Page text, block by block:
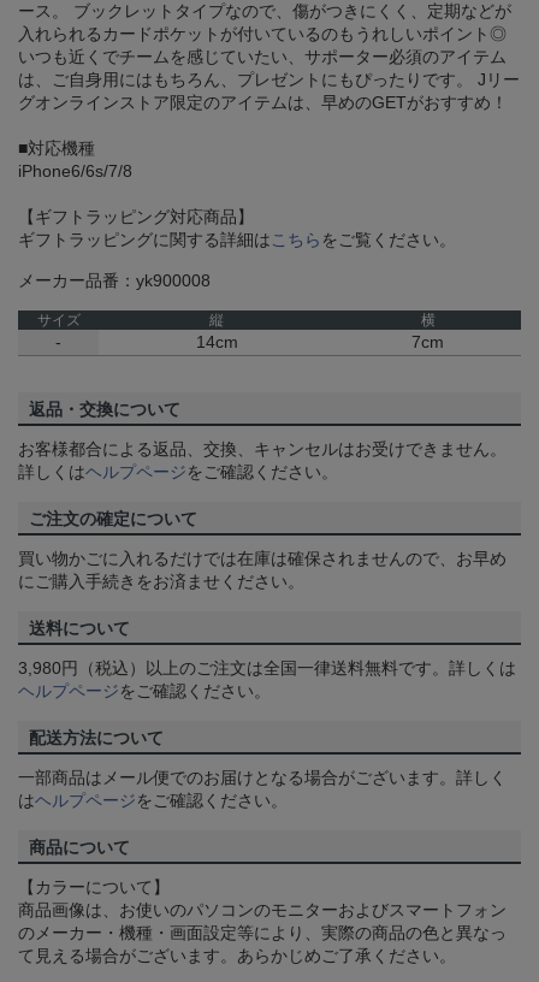
ース。 ブックレットタイプなので、傷がつきにくく、定期などが
入れられるカードポケットが付いているのもうれしいポイント◎
いつも近くでチームを感じていたい、サポーター必須のアイテム
は、ご自身用にはもちろん、プレゼントにもぴったりです。 Jリー
グオンラインストア限定のアイテムは、早めのGETがおすすめ！
■対応機種
iPhone6/6s/7/8
【ギフトラッピング対応商品】
ギフトラッピングに関する詳細はこちら をご覧ください。
メーカー品番：yk900008
サイズ 縦 横
- 14cm 7cm
返品・交換について
お客様都合による返品、交換、キャンセルはお受けできません。
詳しくはヘルプページをご確認ください。
ご注文の確定について
買い物かごに入れるだけでは在庫は確保されませんので、お早め
にご購入手続きをお済ませください。
送料について
3,980円（税込）以上のご注文は全国一律送料無料です。詳しくは
ヘルプページをご確認ください。
配送方法について
一部商品はメール便でのお届けとなる場合がございます。詳しく
はヘルプページをご確認ください。
商品について
【カラーについて】
商品画像は、お使いのパソコンのモニターおよびスマートフォン
のメーカー・機種・画面設定等により、実際の商品の色と異なっ
て見える場合がございます。あらかじめご了承ください。